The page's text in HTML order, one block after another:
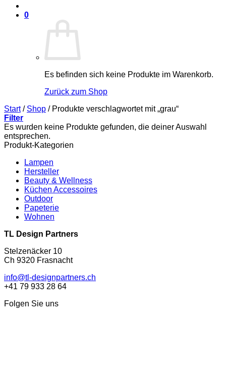
0
Es befinden sich keine Produkte im Warenkorb.
Zurück zum Shop
Start / Shop /Produkte verschlagwortet mit „grau“
Filter
Es wurden keine Produkte gefunden, die deiner Auswahl
entsprechen.
Produkt-Kategorien
Lampen
Hersteller
Beauty & Wellness
Küchen Accessoires
Outdoor
Papeterie
Wohnen
TL Design Partners
Stelzenäcker 10
Ch 9320 Frasnacht
info@tl-designpartners.ch
+41 79 933 28 64
Folgen Sie uns